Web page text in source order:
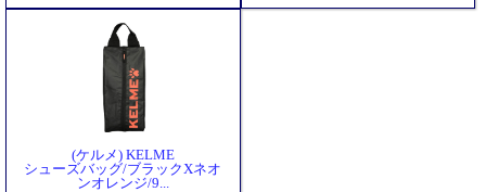
(ケルメ) KELME
シューズバッグ/ブラックXネオ
ンオレンジ/9...